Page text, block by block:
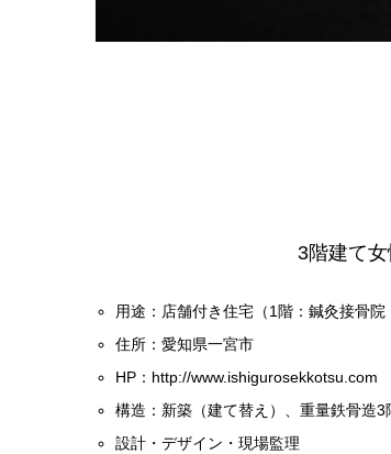
3階建て
用途：店舗付き住宅（1階：鍼灸接骨
住所：愛知県一宮市
HP： http://www.ishigurosekkotsu.com
構造：新築（建て替え）、重量鉄骨造3
設計・デザイン・現場監理